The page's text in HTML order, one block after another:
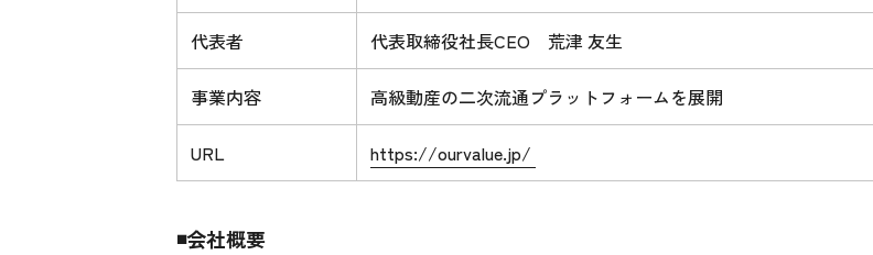
代表者 代表取締役社長CEO 荒津 友生
事業内容 高級動産の二次流通プラットフォームを展開
URL https://ourvalue.jp/
◾️会社概要